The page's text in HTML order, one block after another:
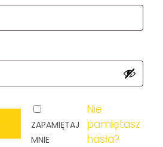
ZAPAMIĘTAJ
MNIE
Nie
pamiętasz
hasła?